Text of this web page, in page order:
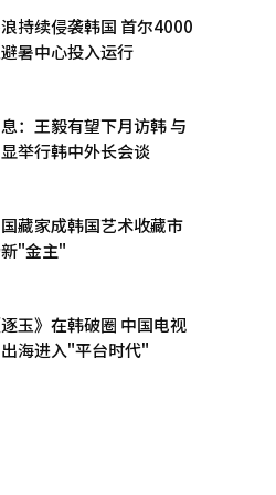
持续侵袭韩国 首尔4000
暑中心投入运行
：王毅有望下月访韩 与
举行韩中外长会谈
藏家成韩国艺术收藏市
"金主"
逐玉》在韩破圈 中国电视
海进入"平台时代"